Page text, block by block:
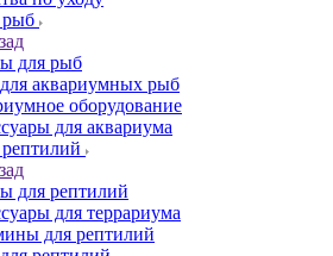
рыб
для рыб
аквариумных рыб
оборудование
для аквариума
для рептилий
для террариума
для рептилий